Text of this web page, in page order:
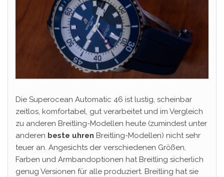
Die Superocean Automatic 46 ist lustig, scheinbar
zeitlos, komfortabel, gut verarbeitet und im Vergleich
zu anderen Breitling-Modellen heute (zumindest unter
anderen beste uhren Breitling-Modellen) nicht sehr
teuer an. Angesichts der verschiedenen Größen,
Farben und Armbandoptionen hat Breitling sicherlich
genug Versionen für alle produziert. Breitling hat sie